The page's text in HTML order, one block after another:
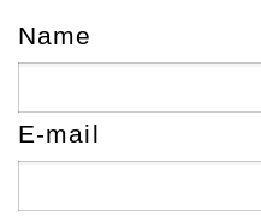
Name
E-mail